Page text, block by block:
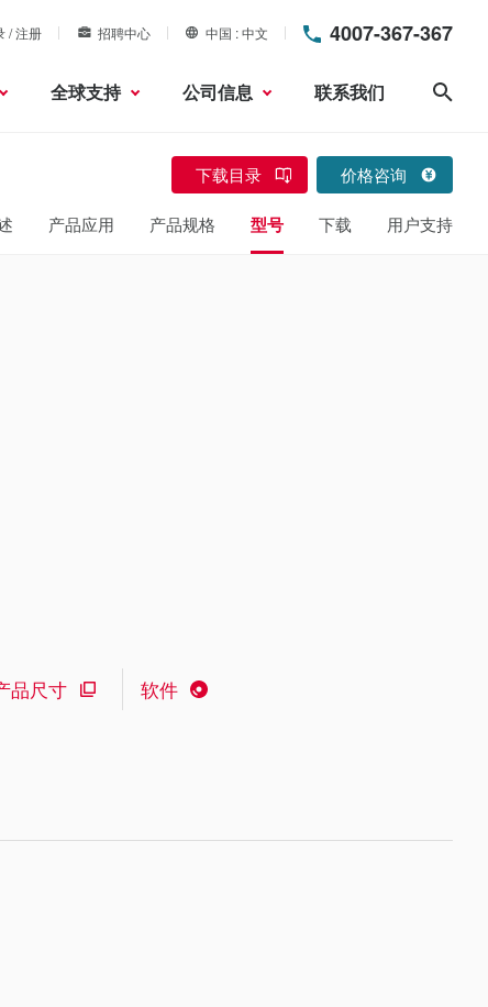
/ 注册 招聘中心 中国 中文 4007-367-367
全球支持 公司信息 联系我们
下载目录 价格咨询
产品应用 产品规格 型号 下载 用户支持
品尺寸 软件